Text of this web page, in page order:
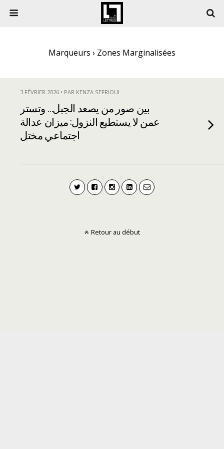
Marqueurs › Zones Marginalisées
3 FÉVRIER 2026 • PAR KENZA SEFRIOUI
بين صور من يصعد الجبل… وتستر
عمن لا يستطيع النزول: ميزان عدالة
اجتماعي مختل
Retour au début